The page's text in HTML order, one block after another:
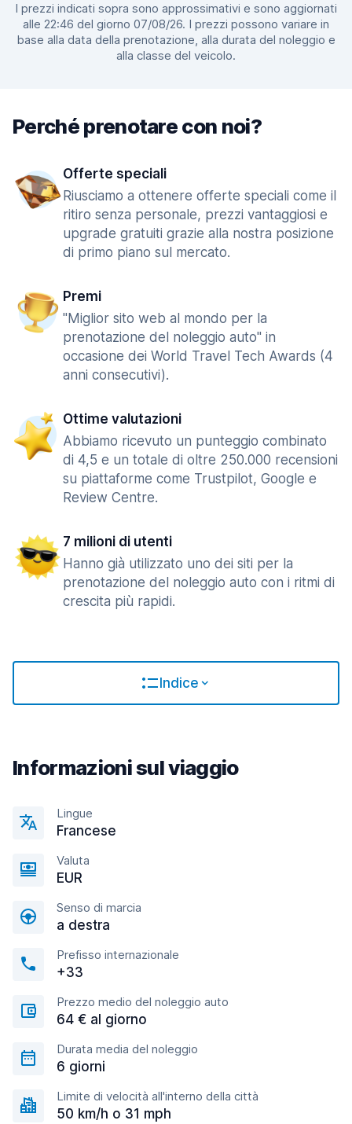
I prezzi indicati sopra sono approssimativi e sono aggiornati
alle 22:46 del giorno 07/08/26. I prezzi possono variare in
base alla data della prenotazione, alla durata del noleggio e
alla classe del veicolo.
Perché prenotare con noi?
Offerte speciali
Riusciamo a ottenere offerte speciali come il
ritiro senza personale, prezzi vantaggiosi e
upgrade gratuiti grazie alla nostra posizione
di primo piano sul mercato.
Premi
"Miglior sito web al mondo per la
prenotazione del noleggio auto" in
occasione dei World Travel Tech Awards (4
anni consecutivi).
Ottime valutazioni
Abbiamo ricevuto un punteggio combinato
di 4,5 e un totale di oltre 250.000 recensioni
su piattaforme come Trustpilot, Google e
Review Centre.
7 milioni di utenti
Hanno già utilizzato uno dei siti per la
prenotazione del noleggio auto con i ritmi di
crescita più rapidi.
Indice
Informazioni sul viaggio
Lingue
Francese
Valuta
EUR
Senso di marcia
a destra
Prefisso internazionale
+33
Prezzo medio del noleggio auto
64 € al giorno
Durata media del noleggio
6 giorni
Limite di velocità all'interno della città
50 km/h o 31 mph